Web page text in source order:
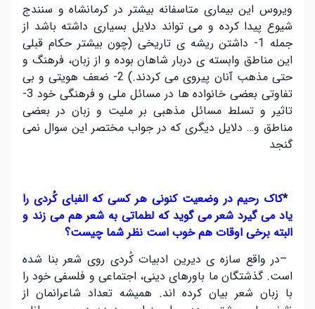
ویروس این بیماری متاسفانه بیشتر در کرمانشاه و سنندج
شیوع پیدا کرده و می تواند دلایل بسیاری داشته باشد از
جمله 1- داشتن ریشه ی تاریخی (چون بیشتر حکام قبلی
این مناطق وابسته ی دربار شاهان بوده و از زبان، فرهنگ و
حتی مذهب آنان پیروی می کردند.) 2- ضعف هویتی و بی
تفاوتی بعضی خانواده ها در مسائل ملی و فرهنگی خود 3-
تاثیر و تسلط مسائل مذهبی بر ملیت و زبان در بعضی
مناطق و… دلایل دیگری که در جواب مختصر این سوال نمی
گنجد
*کاک رحیم در وضعیت کنونی هر کسی که الفبای کُردی را
یاد می گیرد شعر می گوید که لطماتی به شعر هم می زند و
البته برخی اوقات هم خوب است نظر شما چیست؟
–در واقع سازه ی دیرین ادبیات کُردی روی شعر بنا شده
است. گذشتگان ما باورهای دینی، اجتماعی و فلسفی خود را
با زبان شعر بیان کرده اند. همیشه تعداد شاعرانمان از